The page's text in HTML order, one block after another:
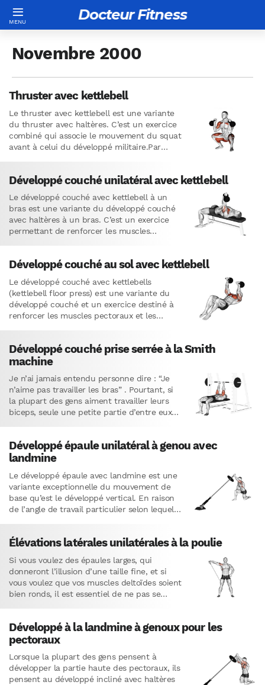
Docteur Fitness
Novembre 2000
Thruster avec kettlebell
Le thruster avec kettlebell est une variante
du thruster avec haltères. C’est un exercice
combiné qui associe le mouvement du squat
avant à celui du développé militaire.Par
Développé couché unilatéral avec kettlebell
Le développé couché avec kettlebell à un
bras est une variante du développé couché
avec haltères à un bras. C’est un exercice
permettant de renforcer les muscles
Développé couché au sol avec kettlebell
Le développé couché avec kettlebells
(kettlebell floor press) est une variante du
développé couché et un exercice destiné à
renforcer les muscles pectoraux et les
Développé couché prise serrée à la Smith
machine
Je n’ai jamais entendu personne dire : “Je
n’aime pas travailler les bras” . Pourtant, si
la plupart des gens aiment travailler leurs
biceps, seule une petite partie d’entre eux
Développé épaule unilatéral à genou avec
landmine
Le développé épaule avec landmine est une
variante exceptionnelle du mouvement de
base qu’est le développé vertical. En raison
de l’angle de travail particulier selon lequel
Élévations latérales unilatérales à la poulie
Si vous voulez des épaules larges, qui
donneront l’illusion d’une taille fine, et si
vous voulez que vos muscles deltoïdes soient
bien ronds, il est essentiel de ne pas se…
Développé à la landmine à genoux pour les
pectoraux
Lorsque la plupart des gens pensent à
développer la partie haute des pectoraux, ils
pensent au développé incliné avec haltères